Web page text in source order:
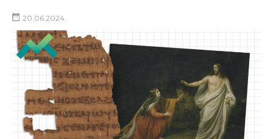
PRIJAVI LAŽNU VEST!
20.06.2024.